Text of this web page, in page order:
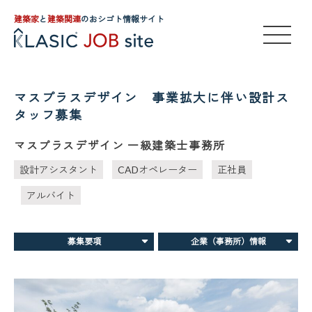
建築家と建築関連のおシゴト情報サイト
マスプラスデザイン 事業拡大に伴い設計ス
タッフ募集
マスプラスデザイン 一級建築士事務所
設計アシスタント CADオペレーター 正社員
アルバイト
募集要項 企業（事務所）情報